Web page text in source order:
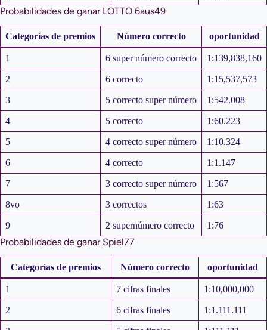
Probabilidades de ganar LOTTO 6aus49
Categorías de premios Número correcto oportunidad
1 6 super número correcto 1:139,838,160
2 6 correcto 1:15,537,573
3 5 correcto super número 1:542.008
4 5 correcto 1:60.223
5 4 correcto super número 1:10.324
6 4 correcto 1:1.147
7 3 correcto super número 1:567
8vo 3 correctos 1:63
9 2 supernúmero correcto 1:76
Probabilidades de ganar Spiel77
Categorías de premios Número correcto oportunidad
1 7 cifras finales 1:10,000,000
2 6 cifras finales 1:1.111.111